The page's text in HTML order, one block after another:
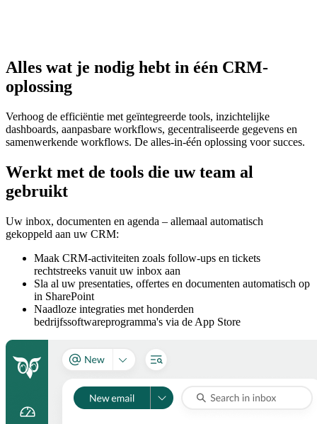
Alles wat je nodig hebt in één CRM-
oplossing
Verhoog de efficiëntie met geïntegreerde tools, inzichtelijke
dashboards, aanpasbare workflows, gecentraliseerde gegevens en
samenwerkende workflows. De alles-in-één oplossing voor succes.
Werkt met de tools die uw team al
gebruikt
Uw inbox, documenten en agenda – allemaal automatisch
gekoppeld aan uw CRM:
Maak CRM-activiteiten zoals follow-ups en tickets
rechtstreeks vanuit uw inbox aan
Sla al uw presentaties, offertes en documenten automatisch op
in SharePoint
Naadloze integraties met honderden
bedrijfssoftwareprogramma's via de App Store